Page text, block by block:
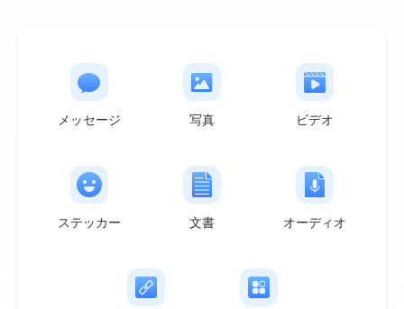
メッセージ 写真 ビデオ
ステッカー 文書 オーディオ